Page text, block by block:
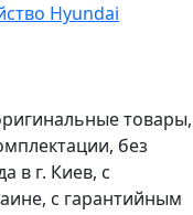
Hyundai
товары,
без
в г. Киев, с
с гарантийным